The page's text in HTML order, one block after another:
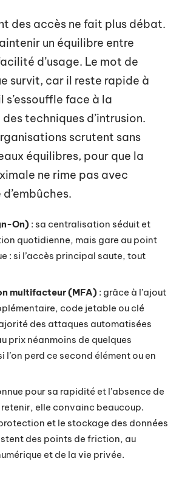
des accès ne fait plus débat.
un équilibre entre
d’usage. Le mot de
survit, car il reste rapide à
s’essouffle face à la
techniques d’intrusion.
scrutent sans
équilibres, pour que la
ne rime pas avec
On) : sa centralisation séduit et
quotidienne, mais gare au point
: si l’accès principal saute, tout
multifacteur (MFA) : grâce à l’ajout
code jetable ou clé
des attaques automatisées
prix néanmoins de quelques
l’on perd ce second élément ou en
pour sa rapidité et l’absence de
elle convainc beaucoup.
et le stockage des données
des points de friction, au
et de la vie privée.